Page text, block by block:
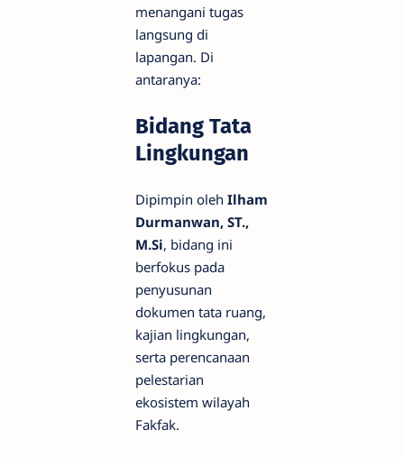
menangani tugas
langsung di
lapangan. Di
antaranya:
Bidang Tata
Lingkungan
Dipimpin oleh Ilham
Durmanwan, ST.,
M.Si, bidang ini
berfokus pada
penyusunan
dokumen tata ruang,
kajian lingkungan,
serta perencanaan
pelestarian
ekosistem wilayah
Fakfak.